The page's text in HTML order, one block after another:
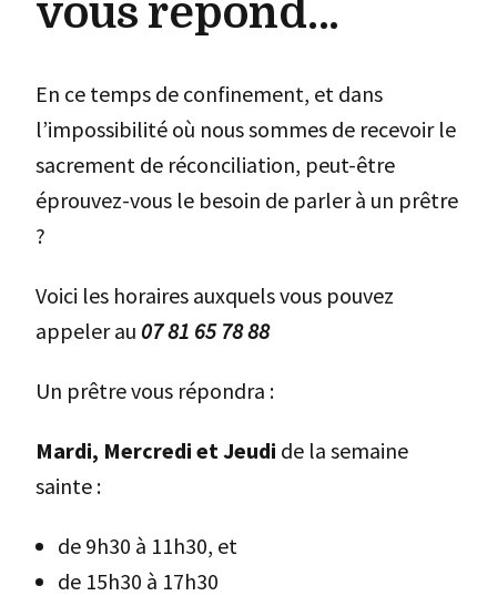
vous répond…
En ce temps de confinement, et dans
l’impossibilité où nous sommes de recevoir le
sacrement de réconciliation, peut-être
éprouvez-vous le besoin de parler à un prêtre
?
Voici les horaires auxquels vous pouvez
appeler au 07 81 65 78 88
Un prêtre vous répondra :
Mardi, Mercredi et Jeudi de la semaine
sainte :
de 9h30 à 11h30, et
de 15h30 à 17h30